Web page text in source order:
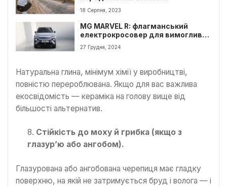
фотографувати правильно
18 Серпня, 2023
MG MARVEL R: флагманський
електрокросовер для вимогливих
водіїв
27 Грудня, 2024
Натуральна глина, мінімум хімії у виробництві,
повністю перероблювана. Якщо для вас важлива
екосвідомість — кераміка на голову вище від
більшості альтернатив.
Стійкість до моху й грибка (якщо з
глазур’ю або ангобом).
Глазурована або ангобована черепиця має гладку
поверхню, на якій не затримується бруд і волога — і